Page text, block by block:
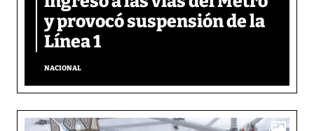
y provocó suspensión de la
Línea 1
NACIONAL